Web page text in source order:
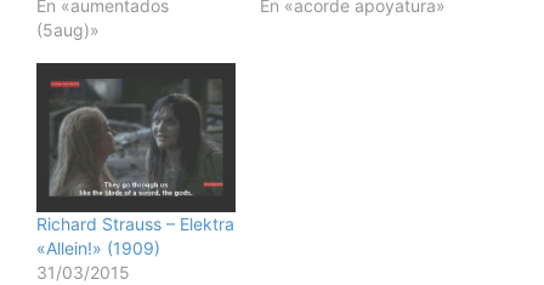
En «aumentados
(5aug)»
En «acorde apoyatura»
Richard Strauss – Elektra
«Allein!» (1909)
31/03/2015